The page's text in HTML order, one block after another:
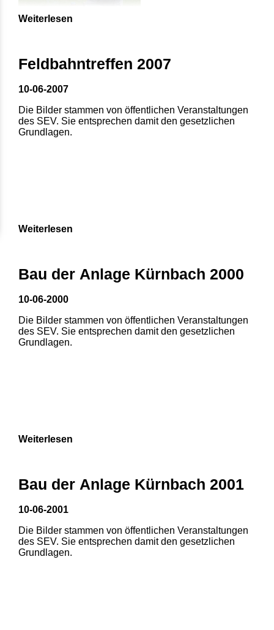
Weiterlesen
Feldbahntreffen 2007
10-06-2007
Die Bilder stammen von öffentlichen Veranstaltungen
des SEV. Sie entsprechen damit den gesetzlichen
Grundlagen.
Weiterlesen
Bau der Anlage Kürnbach 2000
10-06-2000
Die Bilder stammen von öffentlichen Veranstaltungen
des SEV. Sie entsprechen damit den gesetzlichen
Grundlagen.
Weiterlesen
Bau der Anlage Kürnbach 2001
10-06-2001
Die Bilder stammen von öffentlichen Veranstaltungen
des SEV. Sie entsprechen damit den gesetzlichen
Grundlagen.